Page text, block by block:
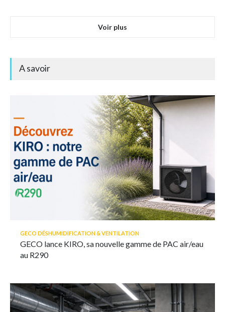
Voir plus
A savoir
GECO DÉSHUMIDIFICATION & VENTILATION
GECO lance KIRO, sa nouvelle gamme de PAC air/eau
au R290